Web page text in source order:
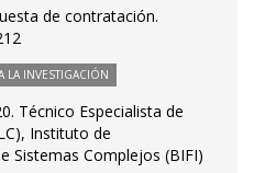
de contratación.
LA INVESTIGACIÓN
Técnico Especialista de
Instituto de
Sistemas Complejos (BIFI)